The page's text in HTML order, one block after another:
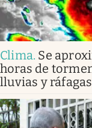
Clima. Se
horas de
lluvias y